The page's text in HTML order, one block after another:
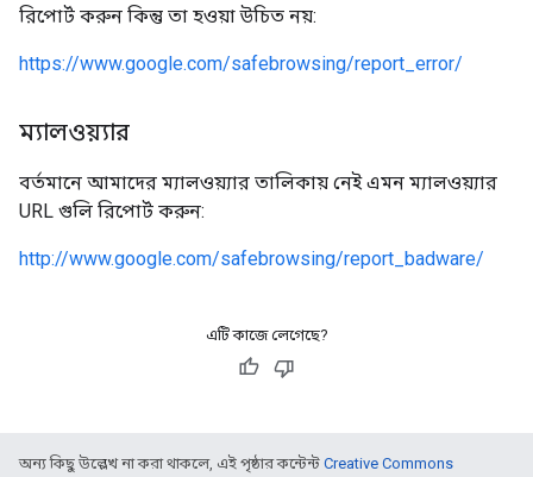
রিপোর্ট করুন কিন্তু তা হওয়া উচিত নয়:
https://www.google.com/safebrowsing/report_error/
ম্যালওয়্যার
বর্তমানে আমাদের ম্যালওয়্যার তালিকায় নেই এমন ম্যালওয়্যার
URL গুলি রিপোর্ট করুন:
http://www.google.com/safebrowsing/report_badware/
এটি কাজে লেগেছে?
অন্য কিছু উল্লেখ না করা থাকলে, এই পৃষ্ঠার কন্টেন্ট Creative Commons